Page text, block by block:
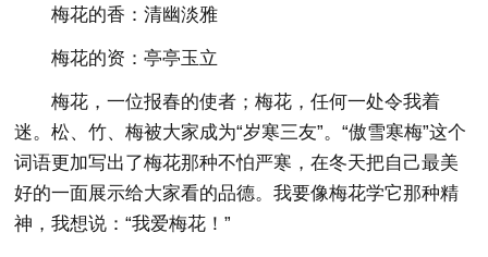
梅花的香：清幽淡雅
梅花的资：亭亭玉立
梅花，一位报春的使者；梅花，任何一处令我着
迷。松、竹、梅被大家成为“岁寒三友”。“傲雪寒梅”这个
词语更加写出了梅花那种不怕严寒，在冬天把自己最美
好的一面展示给大家看的品德。我要像梅花学它那种精
神，我想说：“我爱梅花！”